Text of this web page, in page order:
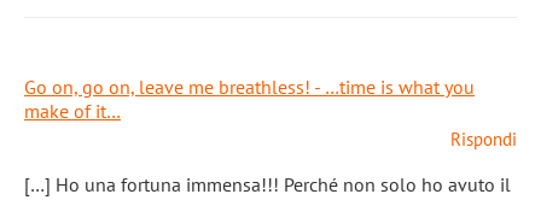
Go on, go on, leave me breathless! - …time is what you
make of it…
Rispondi
[…] Ho una fortuna immensa!!! Perché non solo ho avuto il